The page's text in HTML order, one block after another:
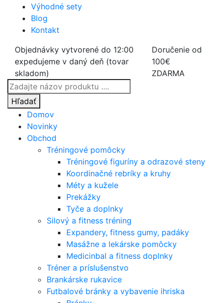
Výhodné sety
Blog
Kontakt
Objednávky vytvorené do 12:00
expedujeme v daný deň (tovar
skladom)
Doručenie od
100€
ZDARMA
Products
search
Hľadať
Domov
Novinky
Obchod
Tréningové pomôcky
Tréningové figuríny a odrazové steny
Koordinačné rebríky a kruhy
Méty a kužele
Prekážky
Tyče a doplnky
Silový a fitness tréning
Expandery, fitness gumy, padáky
Masážne a lekárske pomôcky
Medicinbal a fitness doplnky
Tréner a príslušenstvo
Brankárske rukavice
Futbalové bránky a vybavenie ihriska